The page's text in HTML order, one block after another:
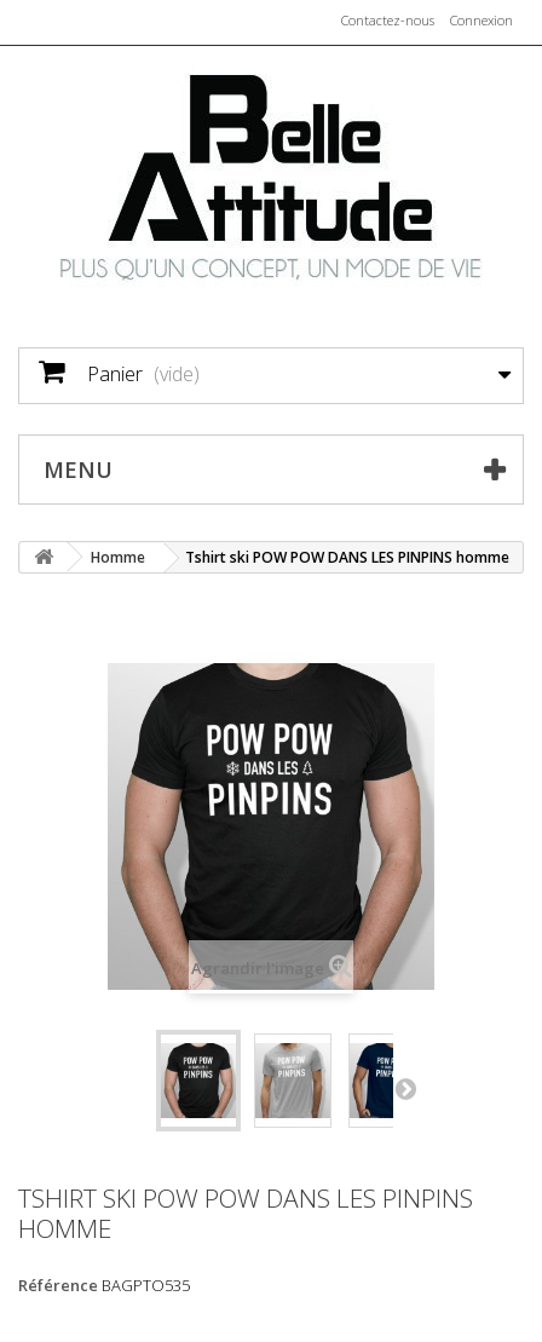
Connexion
Contactez-nous
Panier (vide)
MENU
Homme Tshirt ski POW POW DANS LES PINPINS homme
Agrandir l'image
TSHIRT SKI POW POW DANS LES PINPINS
HOMME
Référence BAGPTO535